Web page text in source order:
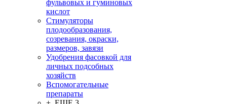
фульвовых и гуминовых
кислот
Стимуляторы
плодообразования,
созревания, окраски,
размеров, завязи
Удобрения фасовкой для
личных подсобных
хозяйств
Вспомогательные
препараты